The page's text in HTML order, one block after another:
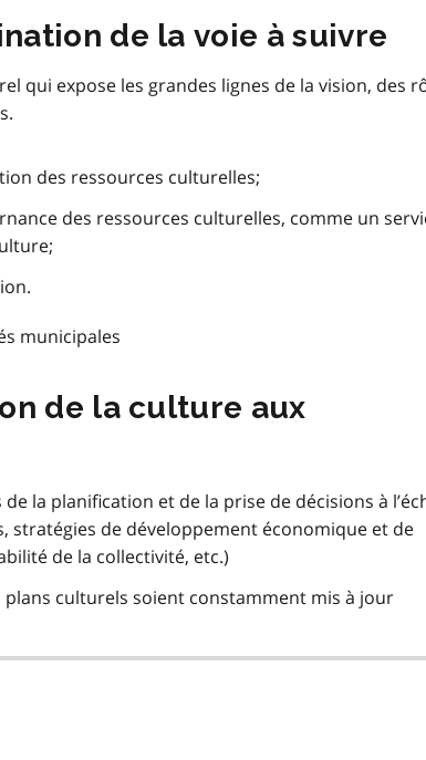
de la voie à suivre
qui expose les grandes lignes de la vision, des
des ressources culturelles;
des ressources culturelles, comme un
municipales
de la culture aux
la planification et de la prise de décisions à
stratégies de développement économique et de
de la collectivité, etc.)
culturels soient constamment mis à jour